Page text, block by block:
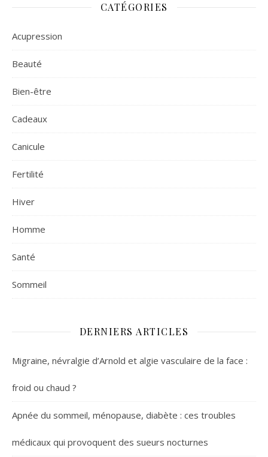
CATÉGORIES
Acupression
Beauté
Bien-être
Cadeaux
Canicule
Fertilité
Hiver
Homme
Santé
Sommeil
DERNIERS ARTICLES
Migraine, névralgie d’Arnold et algie vasculaire de la face :
froid ou chaud ?
Apnée du sommeil, ménopause, diabète : ces troubles
médicaux qui provoquent des sueurs nocturnes